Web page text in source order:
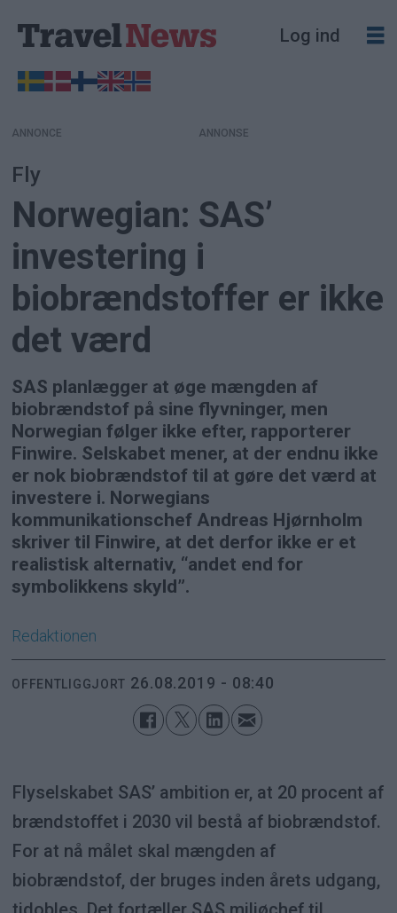
Log ind
ANNONCE
Fly
Norwegian: SAS’
investering i
biobrændstoffer er ikke
det værd
SAS planlægger at øge mængden af
biobrændstof på sine flyvninger, men
Norwegian følger ikke efter, rapporterer
Finwire. Selskabet mener, at der endnu ikke
er nok biobrændstof til at gøre det værd at
investere i. Norwegians
kommunikationschef Andreas Hjørnholm
skriver til Finwire, at det derfor ikke er et
realistisk alternativ, “andet end for
symbolikkens skyld”.
Redaktionen
OFFENTLIGGJORT 26.08.2019 - 08:40
Flyselskabet SAS’ ambition er, at 20 procent af
brændstoffet i 2030 vil bestå af biobrændstof.
For at nå målet skal mængden af
biobrændstof, der bruges inden årets udgang,